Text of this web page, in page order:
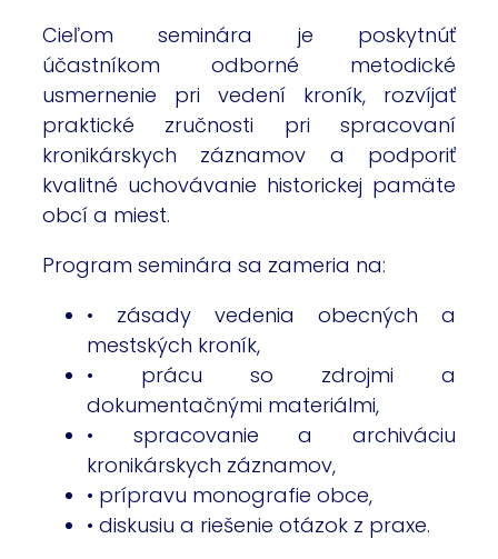
Cieľom seminára je poskytnúť
účastníkom odborné metodické
usmernenie pri vedení kroník, rozvíjať
praktické zručnosti pri spracovaní
kronikárskych záznamov a podporiť
kvalitné uchovávanie historickej pamäte
obcí a miest.
Program seminára sa zameria na:
• zásady vedenia obecných a
mestských kroník,
• prácu so zdrojmi a
dokumentačnými materiálmi,
• spracovanie a archiváciu
kronikárskych záznamov,
• prípravu monografie obce,
• diskusiu a riešenie otázok z praxe.